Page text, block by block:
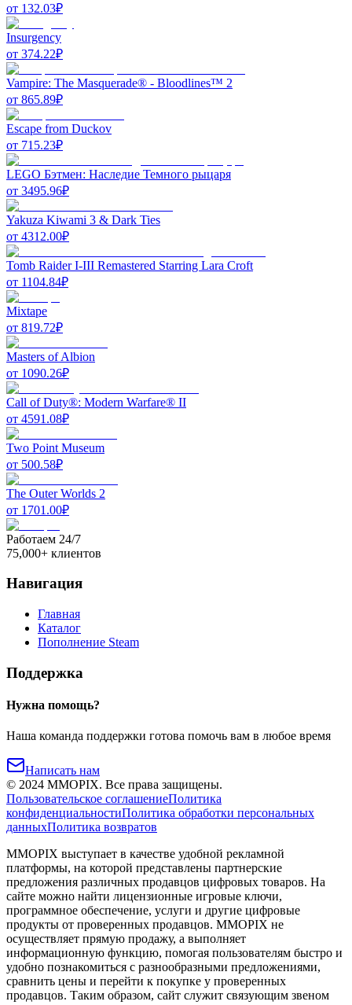
от 132.03₽
Insurgency
от 374.22₽
Vampire: The Masquerade® - Bloodlines™ 2
от 865.89₽
Escape from Duckov
от 715.23₽
LEGO Бэтмен: Наследие Темного рыцаря
от 3495.96₽
Yakuza Kiwami 3 & Dark Ties
от 4312.00₽
Tomb Raider I-III Remastered Starring Lara Croft
от 1104.84₽
Mixtape
от 819.72₽
Masters of Albion
от 1090.26₽
Call of Duty®: Modern Warfare® II
от 4591.08₽
Two Point Museum
от 500.58₽
The Outer Worlds 2
от 1701.00₽
Работаем 24/7
75,000+ клиентов
Навигация
Главная
Каталог
Пополнение Steam
Поддержка
Нужна помощь?
Наша команда поддержки готова помочь вам в любое время
Написать нам
© 2024 MMOPIX. Все права защищены.
Пользовательское соглашениеПолитика
конфиденциальностиПолитика обработки персональных
данныхПолитика возвратов
MMOPIX выступает в качестве удобной рекламной
платформы, на которой представлены партнерские
предложения различных продавцов цифровых товаров. На
сайте можно найти лицензионные игровые ключи,
программное обеспечение, услуги и другие цифровые
продукты от проверенных продавцов. MMOPIX не
осуществляет прямую продажу, а выполняет
информационную функцию, помогая пользователям быстро и
удобно познакомиться с разнообразными предложениями,
сравнить цены и перейти к покупке у проверенных
продавцов. Таким образом, сайт служит связующим звеном